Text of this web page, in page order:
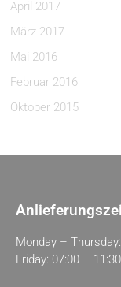
April 2017
März 2017
Mai 2016
Februar 2016
Oktober 2015
Monday –
Friday: 07:00 –